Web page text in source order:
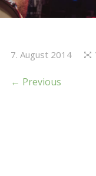
7. August 2014
← Previous